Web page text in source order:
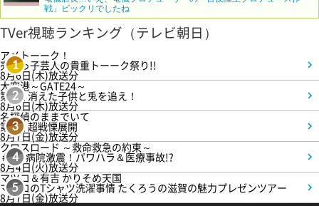
戦」ビックリでしたね
TVer視聴ランキング（テレビ朝日）
1
アメトーーク！
売れっ子芸人の貴重トーーク祭り!!
8月6日(木)放送分
2
大空港～GATE24～
第3話 消えた子供と兎を追え！
8月6日(木)放送分
3
名探偵のままでいて
第4話 超戦慄展開
8月7日(金)放送分
4
クロスロード ～救命救急の約束～
＃5 病院激震！パワハラ＆医療事故!?
8月4日(火)放送分
5
マツコ＆有吉 かりそめ天国
マツコのTシャツ洗濯事情 たくろうの滋賀の魅力プレゼンツアー
8月7日(金)放送分